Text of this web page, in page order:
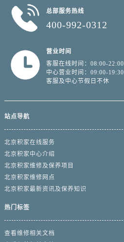
总部服务热线
400-992-0312
营业时间
客服在线时间：08:00-22:00
中心营业时间：09:00-19:30
客服及中心节假日不休
站点导航
北京积家在线服务
北京积家中心介绍
北京积家维修及保养项目
北京积家维修网点
北京积家最新资讯及保养知识
热门标签
查看维修相关文档